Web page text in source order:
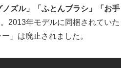
ノズル」「ふとんブラシ」「お手
2013年モデルに同梱されていた
」は廃止されました。